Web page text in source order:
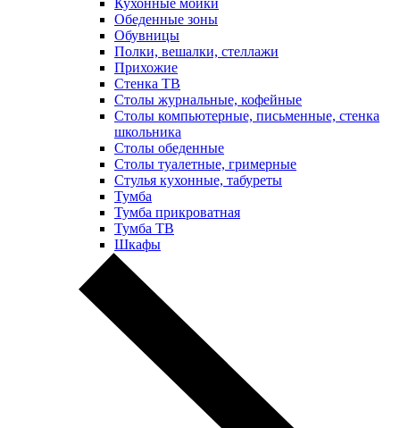
Обеденные зоны
Обувницы
Полки, вешалки, стеллажи
Прихожие
Стенка ТВ
Столы журнальные, кофейные
Столы компьютерные, письменные, стенка
школьника
Столы обеденные
Столы туалетные, гримерные
Стулья кухонные, табуреты
Тумба
Тумба прикроватная
Тумба ТВ
Шкафы